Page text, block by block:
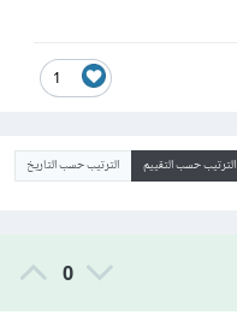
1
الترتيب حسب التقييم الترتيب حسب التاريخ
0